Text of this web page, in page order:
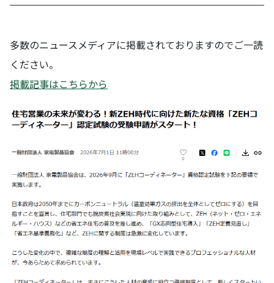
多数のニュースメディアに掲載されておりますのでご一読
ください。
掲載記事はこちらから